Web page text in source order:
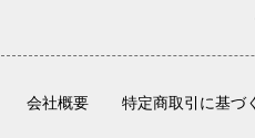
会社概要 特定商取引に基づ